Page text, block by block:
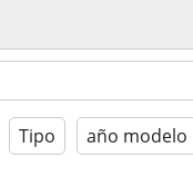
Tipo año modelo